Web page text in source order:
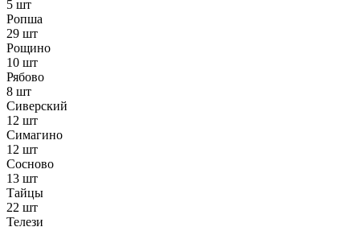
5 шт
Ропша
29 шт
Рощино
10 шт
Рябово
8 шт
Сиверский
12 шт
Симагино
12 шт
Сосново
13 шт
Тайцы
22 шт
Телези